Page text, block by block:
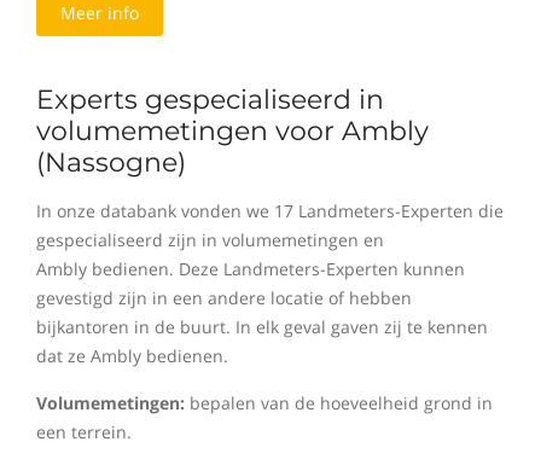
Meer info
Experts gespecialiseerd in
volumemetingen voor Ambly
(Nassogne)
In onze databank vonden we 17 Landmeters-Experten die
gespecialiseerd zijn in volumemetingen en
Ambly bedienen. Deze Landmeters-Experten kunnen
gevestigd zijn in een andere locatie of hebben
bijkantoren in de buurt. In elk geval gaven zij te kennen
dat ze Ambly bedienen.
Volumemetingen: bepalen van de hoeveelheid grond in
een terrein.